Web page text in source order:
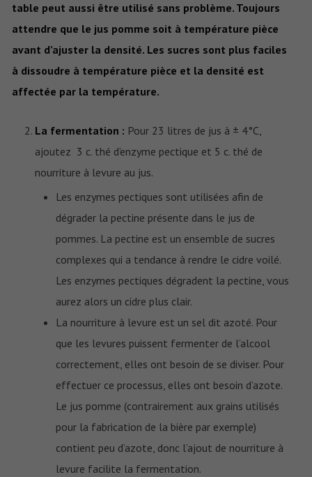
table peut aussi être utilisé sans problème. Toujours
attendre que le jus pomme soit à température pièce
avant d’ajuster la densité. Les sucres sont plus faciles
à dissoudre à température pièce et la densité est
affectée par la température.
La fermentation : Pour 23 litres de jus à ± 4°C,
ajoutez 3 c. thé d’enzyme pectique et 5 c. thé de
nourriture à levure au jus.
Les enzymes pectiques sont utilisées afin de
dégrader la pectine présente dans le jus de
pommes. La pectine est un ensemble de sucres
complexes qui a tendance à rendre le cidre voilé.
Les enzymes pectiques dégradent la pectine, vous
aurez alors un cidre plus clair.
La nourriture à levure est un sel dit azoté. Pour
que les levures puissent fermenter de l’alcool
correctement, elles ont besoin de se diviser. Pour
effectuer ce processus, elles ont besoin d’azote.
Le jus pomme (contrairement aux grains utilisés
pour la fabrication de la bière par exemple)
contient peu d’azote, donc l’ajout de nourriture à
levure facilite la fermentation.